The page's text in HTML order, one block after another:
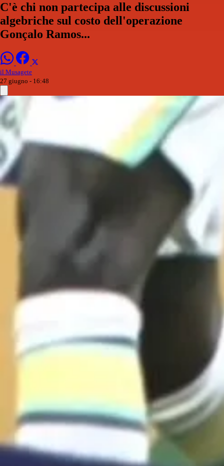
C'è chi non partecipa alle discussioni
algebriche sul costo dell'operazione
Gonçalo Ramos...
il Musagete
27 giugno - 16:48